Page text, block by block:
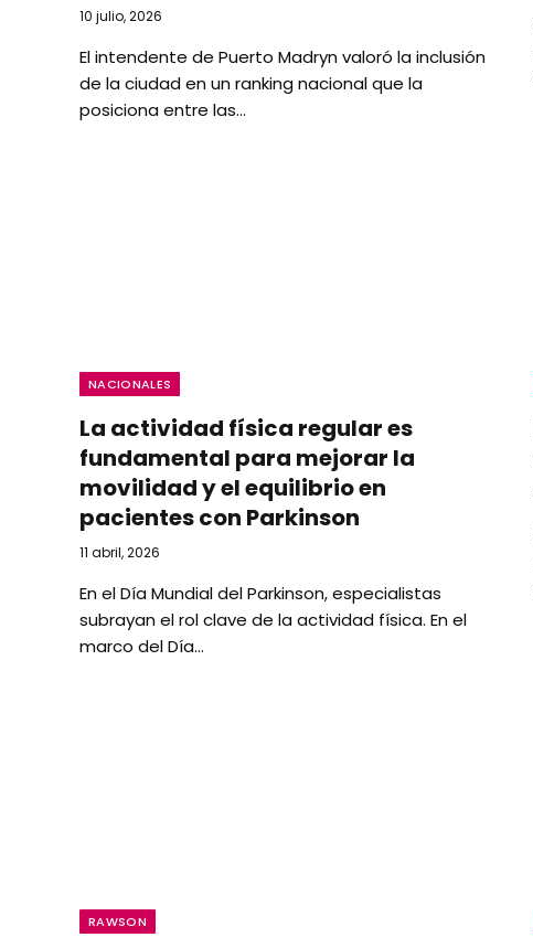
10 julio, 2026
El intendente de Puerto Madryn valoró la inclusión
de la ciudad en un ranking nacional que la
posiciona entre las…
NACIONALES
La actividad física regular es
fundamental para mejorar la
movilidad y el equilibrio en
pacientes con Parkinson
11 abril, 2026
En el Día Mundial del Parkinson, especialistas
subrayan el rol clave de la actividad física. En el
marco del Día…
RAWSON